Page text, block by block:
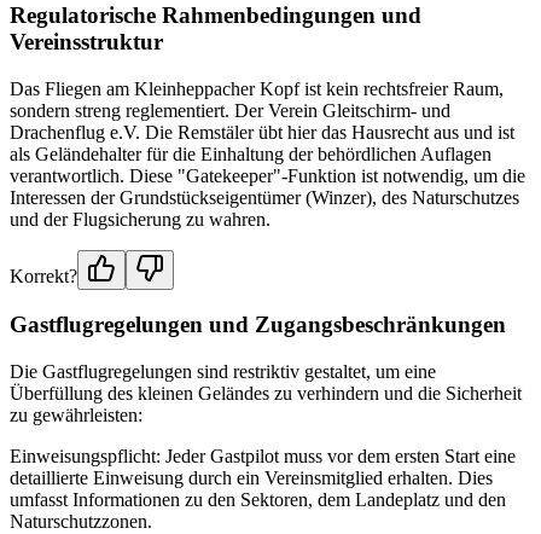
Regulatorische Rahmenbedingungen und
Vereinsstruktur
Das Fliegen am Kleinheppacher Kopf ist kein rechtsfreier Raum,
sondern streng reglementiert. Der Verein Gleitschirm- und
Drachenflug e.V. Die Remstäler übt hier das Hausrecht aus und ist
als Geländehalter für die Einhaltung der behördlichen Auflagen
verantwortlich. Diese "Gatekeeper"-Funktion ist notwendig, um die
Interessen der Grundstückseigentümer (Winzer), des Naturschutzes
und der Flugsicherung zu wahren.
Korrekt?
Gastflugregelungen und Zugangsbeschränkungen
Die Gastflugregelungen sind restriktiv gestaltet, um eine
Überfüllung des kleinen Geländes zu verhindern und die Sicherheit
zu gewährleisten:
Einweisungspflicht: Jeder Gastpilot muss vor dem ersten Start eine
detaillierte Einweisung durch ein Vereinsmitglied erhalten. Dies
umfasst Informationen zu den Sektoren, dem Landeplatz und den
Naturschutzzonen.